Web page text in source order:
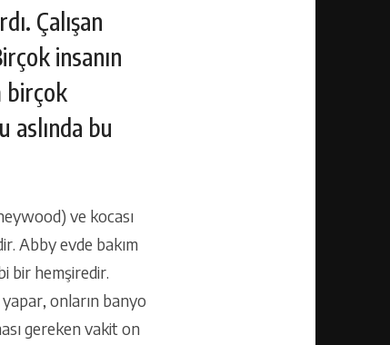
Çalışan
insanın
birçok
aslında bu
ve kocası
Abby evde bakım
bir hemşiredir.
onların banyo
gereken vakit on